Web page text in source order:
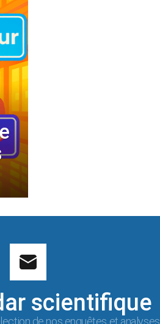
scientifique
de nos enquêtes et analyses.